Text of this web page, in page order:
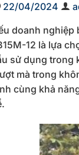
22/04/2024
doanh nghiệp
12 là lựa
sử dụng trong
mà trong
cùng khả